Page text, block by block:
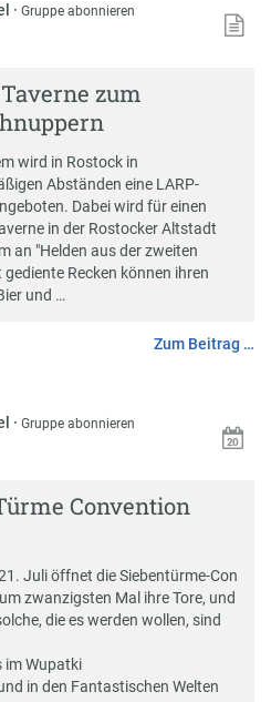
·Gruppe abonnieren
zum
wird in Rostock in
Abständen eine LARP-
Dabei wird für einen
in der Rostocker Altstadt
an "Helden aus der zweiten
Recken können ihren
und …
Zum Beitrag …
·Gruppe abonnieren
Convention
Juli öffnet die Siebentürme-Con
zwanzigsten Mal ihre Tore, und
die es werden wollen, sind
im Wupatki
in den Fantastischen Welten